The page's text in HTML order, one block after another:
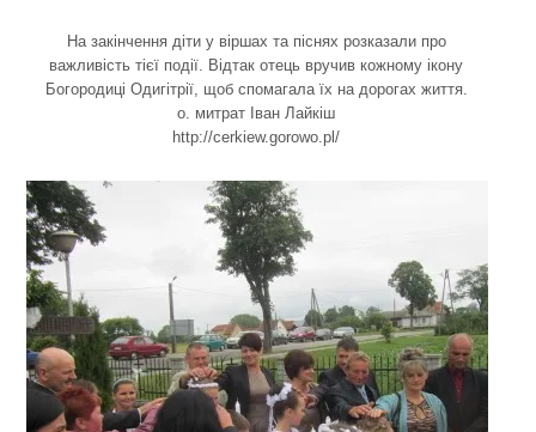
На закінчення діти у віршах та піснях розказали про
важливість тієї події. Відтак отець вручив кожному ікону
Богородиці Одигітрії, щоб спомагала їх на дорогах життя.
о. митрат Іван Лайкіш
http://cerkiew.gorowo.pl/